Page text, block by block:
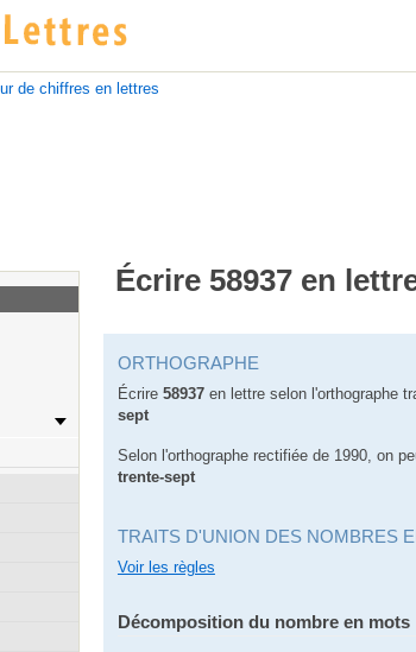
de chiffres en lettres
Écrire 58937 en
ORTHOGRAPHE
Écrire 58937en lettre selon l'orthographe
sept
Selon l'orthographe rectifiée de 1990, on
trente-sept
TRAITS D'UNION DES NOMBRES
Voir les règles
Décomposition du nombre en mots